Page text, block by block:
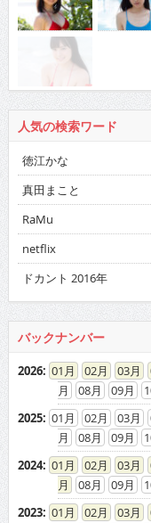
人気の検索ワード
徳江かな
真田まこと
RaMu
netflix
ドカント 2016年
バックナンバー
2026: 01 02 03
08
09
2025: 01 02 03
08
09
2024: 01 02 03
08
09
2023: 01 02 03